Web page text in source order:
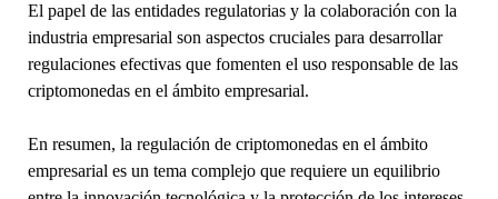
El papel de las entidades regulatorias y la colaboración con la
industria empresarial son aspectos cruciales para desarrollar
regulaciones efectivas que fomenten el uso responsable de las
criptomonedas en el ámbito empresarial.
En resumen, la regulación de criptomonedas en el ámbito
empresarial es un tema complejo que requiere un equilibrio